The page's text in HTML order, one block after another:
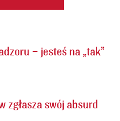
– jesteś na „tak”
zgłasza swój absurd